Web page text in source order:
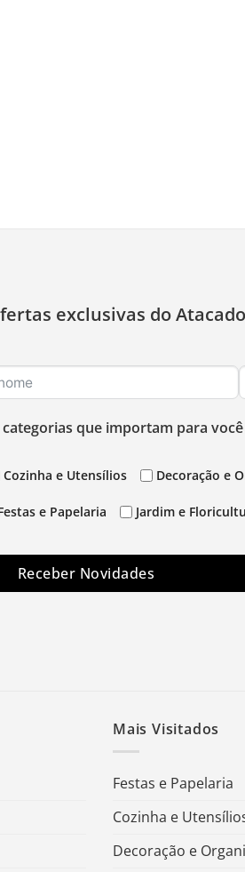
exclusivas do
categorias que importam para você
Cozinha e Utensílios Decoração e
e Papelaria Jardim e
Receber Novidades
Mais Visitados
Festas e Papelaria
Cozinha e
Decoração e